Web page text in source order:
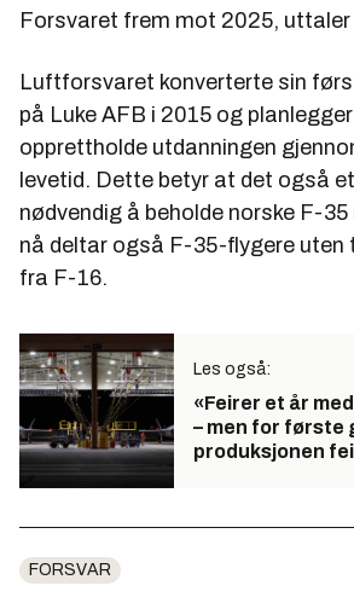
Forsvaret frem mot 2025, uttaler
Luftforsvaret konverterte sin
på Luke AFB i 2015 og
opprettholde utdanningen
levetid. Dette betyr at det også
nødvendig å beholde norske F-
nå deltar også F-35-flygere uten
fra F-16.
Les også:
«Feirer et år
– men for første
produksjonen
FORSVAR